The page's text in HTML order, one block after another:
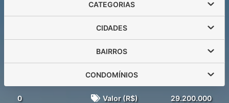
CATEGORIAS
CIDADES
BAIRROS
CONDOMÍNIOS
0 Valor (R$) 29.200.000